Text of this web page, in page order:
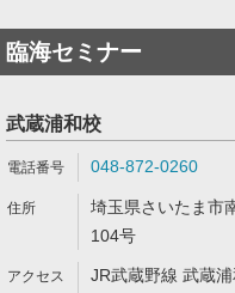
臨海セミナー
武蔵浦和校
048-872-0260
埼玉県さいたま市
104号
JR武蔵野線 武蔵